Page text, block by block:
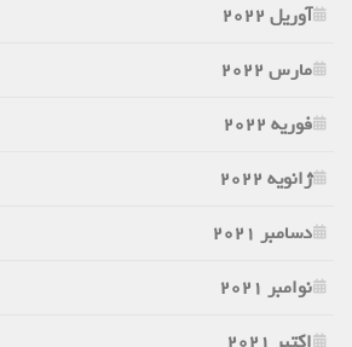
آوریل 2022
مارس 2022
فوریه 2022
ژانویه 2022
دسامبر 2021
نوامبر 2021